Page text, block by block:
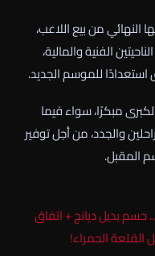
من بيع اللاعب،
الفنية والمالية،
استعدادًا للموسم الجديد.
مبكرًا، سواء فيما
والجدد، من أجل توفير
المقبل.
حسم بديل ديانج + اتفاق
الحمراء!